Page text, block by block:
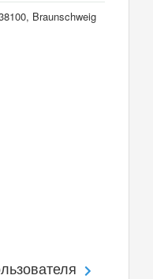
Braunschweig